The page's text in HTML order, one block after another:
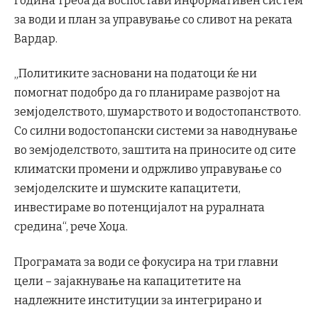
за води и план за управување со сливот на реката
Вардар.
„Политиките засновани на податоци ќе ни
помогнат подобро да го планираме развојот на
земјоделството, шумарството и водостопанството.
Со силни водостопански системи за наводнување
во земјоделството, заштита на приносите од сите
климатски промени и одржливо управување со
земјоделските и шумските капацитети,
инвестираме во потенцијалот на руралната
средина“, рече Хоџа.
Програмата за води се фокусира на три главни
цели – зајакнување на капацитетите на
надлежните институции за интегрирано и